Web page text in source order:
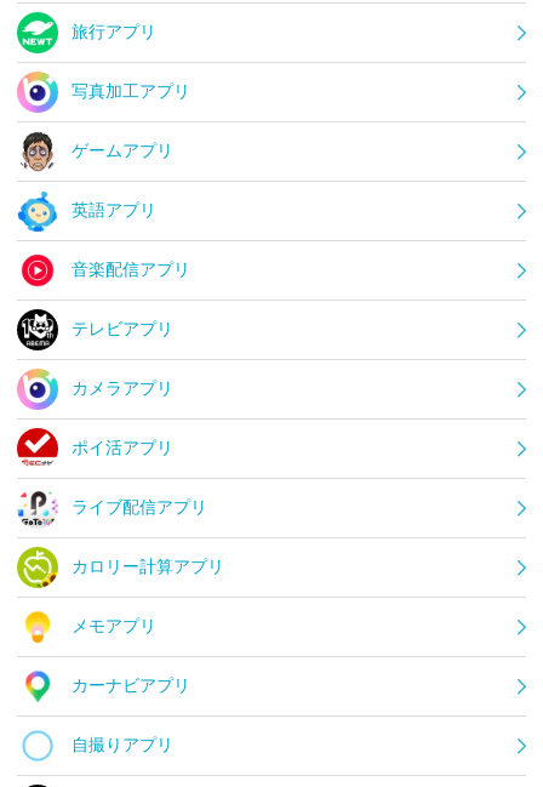
旅行アプリ
写真加工アプリ
ゲームアプリ
英語アプリ
音楽配信アプリ
テレビアプリ
カメラアプリ
ポイ活アプリ
ライブ配信アプリ
カロリー計算アプリ
メモアプリ
カーナビアプリ
自撮りアプリ